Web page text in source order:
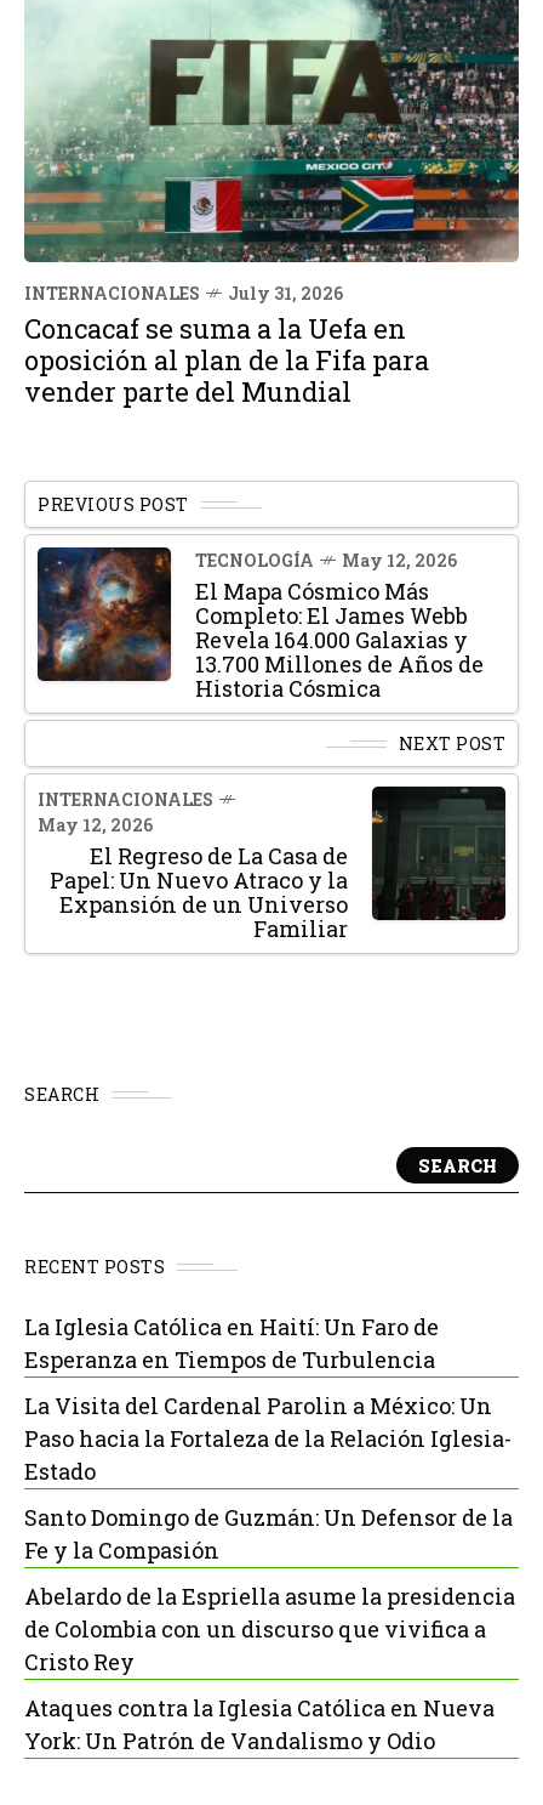
INTERNACIONALES July 31, 2026
Concacaf se suma a la Uefa en
oposición al plan de la Fifa para
vender parte del Mundial
PREVIOUS POST
TECNOLOGÍA May 12, 2026
El Mapa Cósmico Más
Completo: El James Webb
Revela 164.000 Galaxias y
13.700 Millones de Años de
Historia Cósmica
NEXT POST
INTERNACIONALES
May 12, 2026
El Regreso de La Casa de
Papel: Un Nuevo Atraco y la
Expansión de un Universo
Familiar
SEARCH
SEARCH
RECENT POSTS
La Iglesia Católica en Haití: Un Faro de
Esperanza en Tiempos de Turbulencia
La Visita del Cardenal Parolin a México: Un
Paso hacia la Fortaleza de la Relación Iglesia-
Estado
Santo Domingo de Guzmán: Un Defensor de la
Fe y la Compasión
Abelardo de la Espriella asume la presidencia
de Colombia con un discurso que vivifica a
Cristo Rey
Ataques contra la Iglesia Católica en Nueva
York: Un Patrón de Vandalismo y Odio